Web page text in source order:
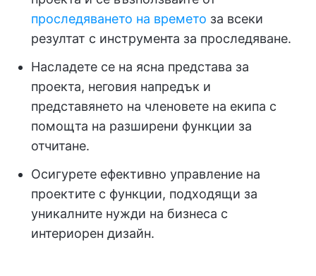
проследяването на времето за всеки
резултат с инструмента за проследяване.
Насладете се на ясна представа за
проекта, неговия напредък и
представянето на членовете на екипа с
помощта на разширени функции за
отчитане.
Осигурете ефективно управление на
проектите с функции, подходящи за
уникалните нужди на бизнеса с
интериорен дизайн.